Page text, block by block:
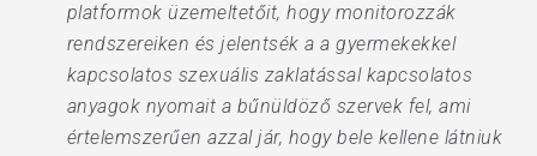
platformok üzemeltetőit, hogy monitorozzák
rendszereiken és jelentsék a a gyermekekkel
kapcsolatos szexuális zaklatással kapcsolatos
anyagok nyomait a bűnüldöző szervek fel, ami
értelemszerűen azzal jár, hogy bele kellene látniuk